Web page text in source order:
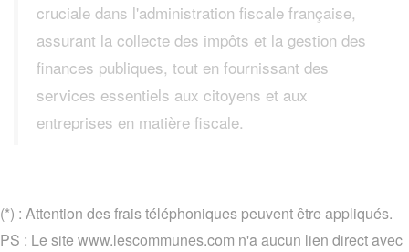
cruciale dans l'administration fiscale française,
assurant la collecte des impôts et la gestion des
finances publiques, tout en fournissant des
services essentiels aux citoyens et aux
entreprises en matière fiscale.
(*) : Attention des frais téléphoniques peuvent être appliqués.
PS : Le site www.lescommunes.com n'a aucun lien direct avec